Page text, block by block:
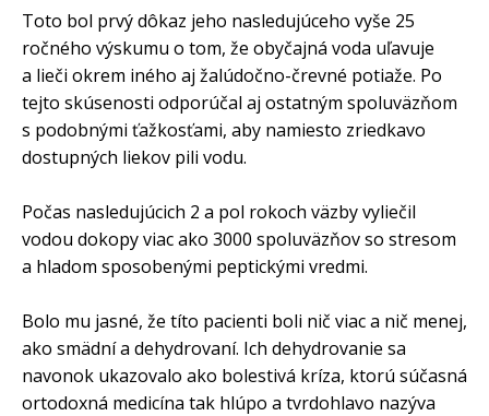
Toto bol prvý dôkaz jeho nasledujúceho vyše 25
ročného výskumu o tom, že obyčajná voda uľavuje
a lieči okrem iného aj žalúdočno-črevné potiaže. Po
tejto skúsenosti odporúčal aj ostatným spoluväzňom
s podobnými ťažkosťami, aby namiesto zriedkavo
dostupných liekov pili vodu.
Počas nasledujúcich 2 a pol rokoch väzby vyliečil
vodou dokopy viac ako 3000 spoluväzňov so stresom
a hladom sposobenými peptickými vredmi.
Bolo mu jasné, že títo pacienti boli nič viac a nič menej,
ako smädní a dehydrovaní. Ich dehydrovanie sa
navonok ukazovalo ako bolestivá kríza, ktorú súčasná
ortodoxná medicína tak hlúpo a tvrdohlavo nazýva